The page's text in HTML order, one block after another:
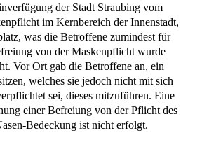
der Stadt Straubing vom
im Kernbereich der Innenstadt,
was die Betroffene zumindest für
von der Maskenpflicht wurde
Vor Ort gab die Betroffene an, ein
welches sie jedoch nicht mit sich
sei, dieses mitzuführen. Eine
einer Befreiung von der Pflicht des
Bedeckung ist nicht erfolgt.